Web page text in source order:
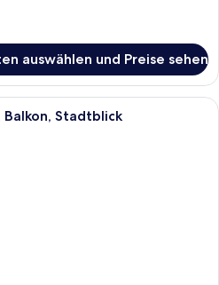
auswählen und Preise sehen
Ein Hotelzimmer mit Bett,
Stadtblick